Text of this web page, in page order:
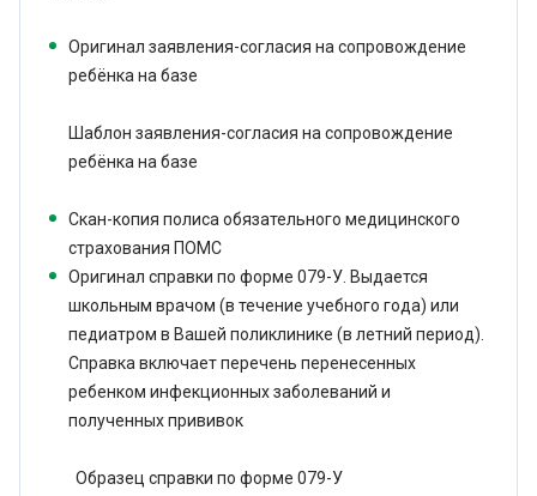
Оригинал заявления-согласия на сопровождение
ребёнка на базе
Шаблон заявления-согласия на сопровождение
ребёнка на базе
Скан-копия полиса обязательного медицинского
страхования ПОМС
Оригинал справки по форме 079-У. Выдается
школьным врачом (в течение учебного года) или
педиатром в Вашей поликлинике (в летний период).
Справка включает перечень перенесенных
ребенком инфекционных заболеваний и
полученных прививок
Образец справки по форме 079-У